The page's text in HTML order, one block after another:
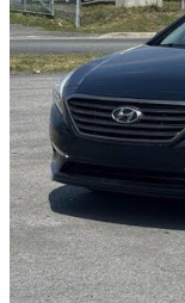
2015 Hyundai Sonata
GL FWD139 084 km
8 193 $